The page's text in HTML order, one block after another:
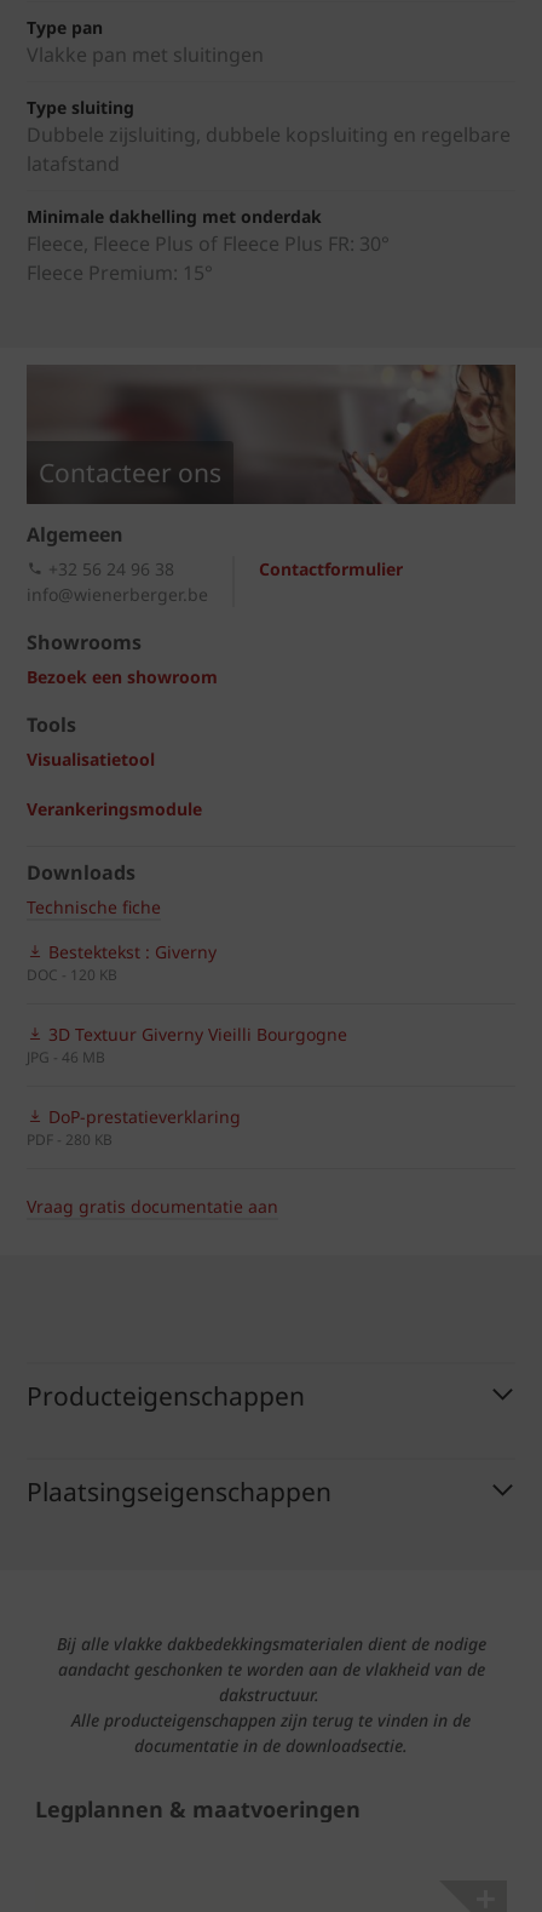
Type pan
Vlakke pan met sluitingen
Type sluiting
Dubbele zijsluiting, dubbele kopsluiting en regelbare
latafstand
Minimale dakhelling met onderdak
Fleece, Fleece Plus of Fleece Plus FR: 30°
Fleece Premium: 15°
Contacteer ons
Algemeen
Contactformulier
+32 56 24 96 38
info@wienerberger.be
Showrooms
Bezoek een showroom
Tools
Visualisatietool
Verankeringsmodule
Downloads
Technische fiche
Bestektekst : Giverny
DOC - 120 KB
3D Textuur Giverny Vieilli Bourgogne
JPG - 46 MB
DoP-prestatieverklaring
PDF - 280 KB
Vraag gratis documentatie aan
Producteigenschappen
Plaatsingseigenschappen
Bij alle vlakke dakbedekkingsmaterialen dient de nodige
aandacht geschonken te worden aan de vlakheid van de
dakstructuur.
Alle producteigenschappen zijn terug te vinden in de
documentatie in de downloadsectie.
Legplannen & maatvoeringen